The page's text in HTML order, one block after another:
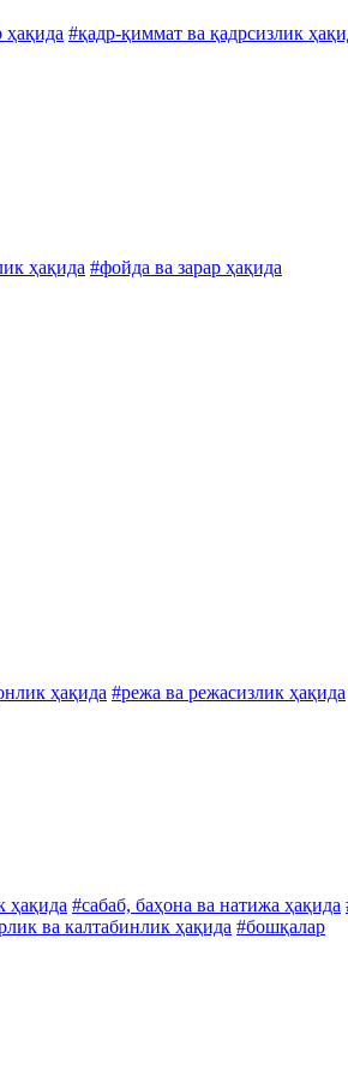
ҳақида #қадр-қиммат ва қадрсизлик
ҳақида #фойда ва зарар ҳақида
ҳақида #режа ва режасизлик ҳақида
ҳақида #сабаб, баҳона ва натижа ҳақида
ва калтабинлик ҳақида #бошқалар